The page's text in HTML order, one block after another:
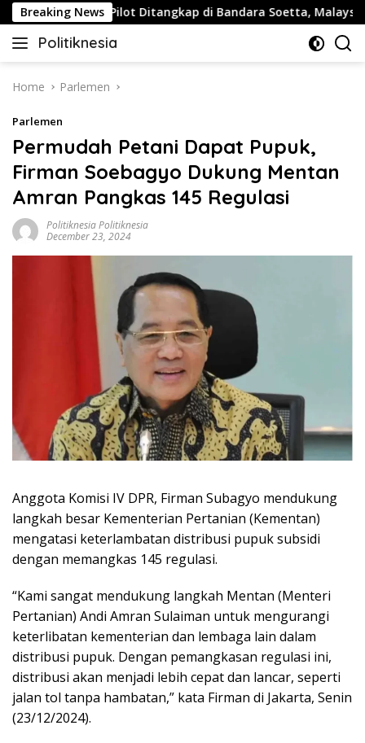
Skip
to
content
Breaking News
Buntut Pilot Ditangkap di Bandara Soetta, Malaysia
Politiknesia
Politiknesia.com
Home Parlemen
Parlemen
Permudah Petani Dapat Pupuk,
Firman Soebagyo Dukung Mentan
Amran Pangkas 145 Regulasi
Politiknesia Politiknesia
December 23, 2024
Anggota Komisi IV DPR, Firman Subagyo mendukung
langkah besar Kementerian Pertanian (Kementan)
mengatasi keterlambatan distribusi pupuk subsidi
dengan memangkas 145 regulasi.
“Kami sangat mendukung langkah Mentan (Menteri
Pertanian) Andi Amran Sulaiman untuk mengurangi
keterlibatan kementerian dan lembaga lain dalam
distribusi pupuk. Dengan pemangkasan regulasi ini,
distribusi akan menjadi lebih cepat dan lancar, seperti
jalan tol tanpa hambatan,” kata Firman di Jakarta, Senin
(23/12/2024).